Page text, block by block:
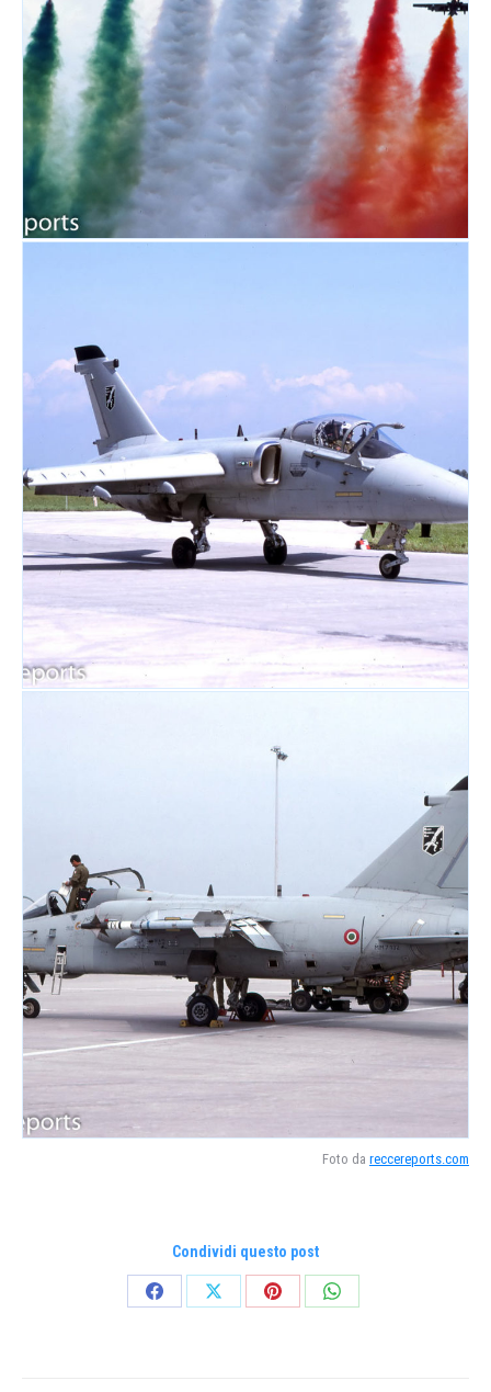
Foto da reccereports.com
Condividi questo post
CondividiCondividiCondividiCondividi